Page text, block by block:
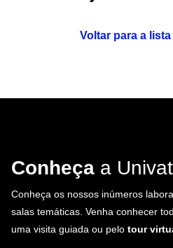
Voltar para a
Conheça a
Conheça os nossos inúmeros
salas temáticas. Venha conhecer
uma visita guiada ou pelo tour